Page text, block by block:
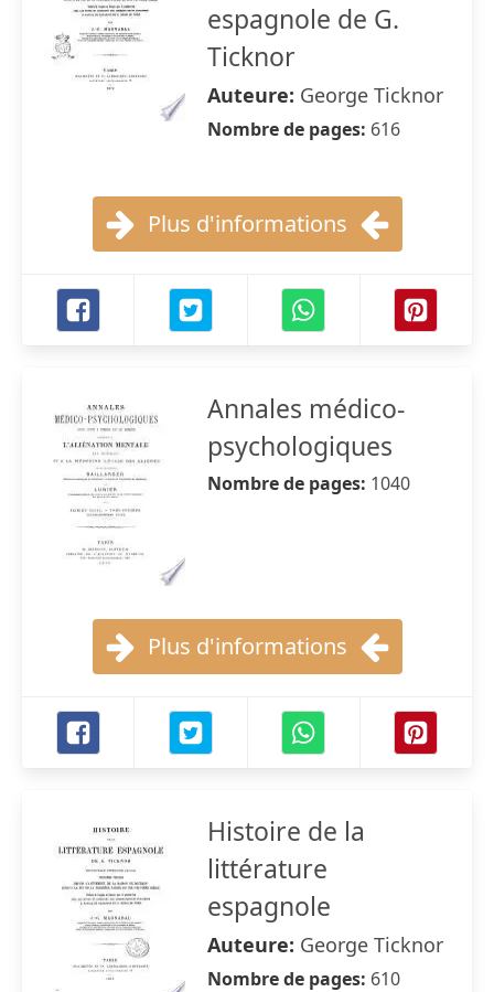
espagnole de G.
Ticknor
Auteure: George Ticknor
Nombre de pages: 616
Plus d'informations
Annales médico-
psychologiques
Nombre de pages: 1040
Plus d'informations
Histoire de la
littérature
espagnole
Auteure: George Ticknor
Nombre de pages: 610